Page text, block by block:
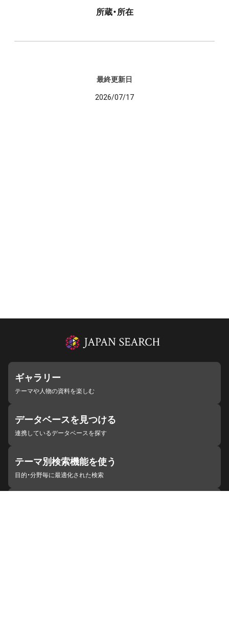
所蔵・所在
最終更新日
2026/07/17
ギャラリー
テーマや人物の資料を楽しむ
データベースを見つける
連携しているデータベースを探す
テーマ別検索機能を使う
目的・分野毎に最適化された検索